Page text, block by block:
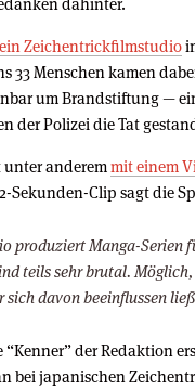
Zeichentrickfilmstudio
33 Menschen kamen
um Brandstiftung —
der Polizei die Tat
unter anderemmit einem
Sekunden-Clip sagt die
produziert Manga-Serien
teils sehr brutal. Möglich,
sich davon beeinflussen
der Redaktion
bei japanischen